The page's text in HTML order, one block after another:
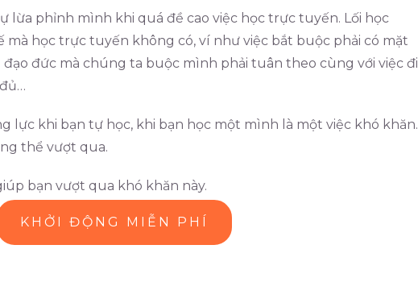
phỉnh mình khi quá đề cao việc học trực tuyến. Lối học
học trực tuyến không có, ví như việc bắt buộc phải có mặt
đức mà chúng ta buộc mình phải tuân theo cùng với việc đi
lực khi bạn tự học, khi bạn học một mình là một việc khó khăn.
thể vượt qua.
bạn vượt qua khó khăn này.
KHỞI ĐỘNG MIỄN PHÍ